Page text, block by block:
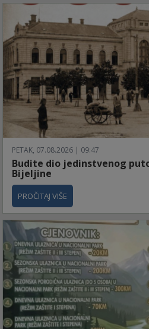
PETAK, 07.08.2026 | 09:47
Budite dio jedinstvenog
Bijeljine
PROČITAJ VIŠE